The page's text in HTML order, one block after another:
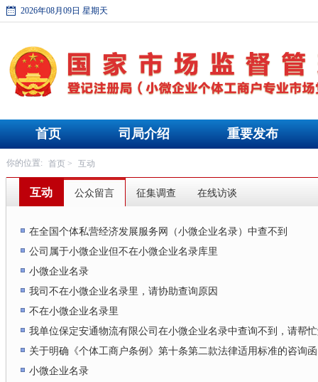
2026年08月09日 星期天
首页 司局介绍 重要发布
你的位置: 首页 > 互动
互动 公众留言 征集调查 在线访谈
在全国个体私营经济发展服务网（小微企业名录）中查不到
公司属于小微企业但不在小微企业名录库里
小微企业名录
我司不在小微企业名录里，请协助查询原因
不在小微企业名录里
我单位保定安通物流有限公司在小微企业名录中查询不到，请帮
关于明确《个体工商户条例》第十条第二款法律适用标准的咨询函
小微企业名录